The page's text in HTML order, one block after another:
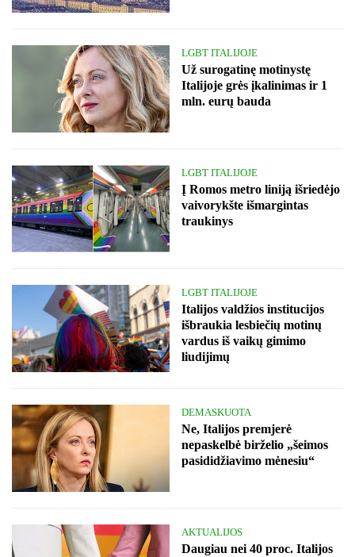
LGBT ITALIJOJE
Už surogatinę motinystę
Italijoje grės įkalinimas ir 1
mln. eurų bauda
LGBT ITALIJOJE
Į Romos metro liniją išriedėjo
vaivorykšte išmargintas
traukinys
LGBT ITALIJOJE
Italijos valdžios institucijos
išbraukia lesbiečių motinų
vardus iš vaikų gimimo
liudijimų
DEMASKUOTA
Ne, Italijos premjerė
nepaskelbė birželio „šeimos
pasididžiavimo mėnesiu“
AKTUALIJOS
Daugiau nei 40 proc. Italijos